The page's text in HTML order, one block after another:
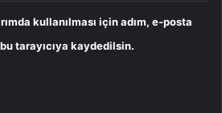
kullanılması için adım, e-posta
tarayıcıya kaydedilsin.